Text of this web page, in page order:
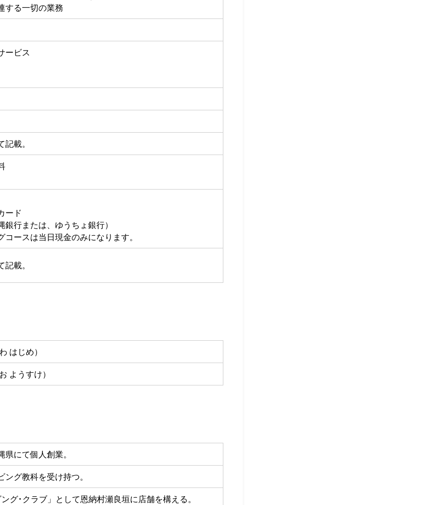
する一切の業務
ービス
記載。
ード
銀行または、ゆうちょ銀行）
ースは当日現金のみになります。
記載。
はじめ）
ようすけ）
県にて個人創業。
ング教科を受け持つ。
グ･クラブ」として恩納村瀬良垣に店舗を構える。